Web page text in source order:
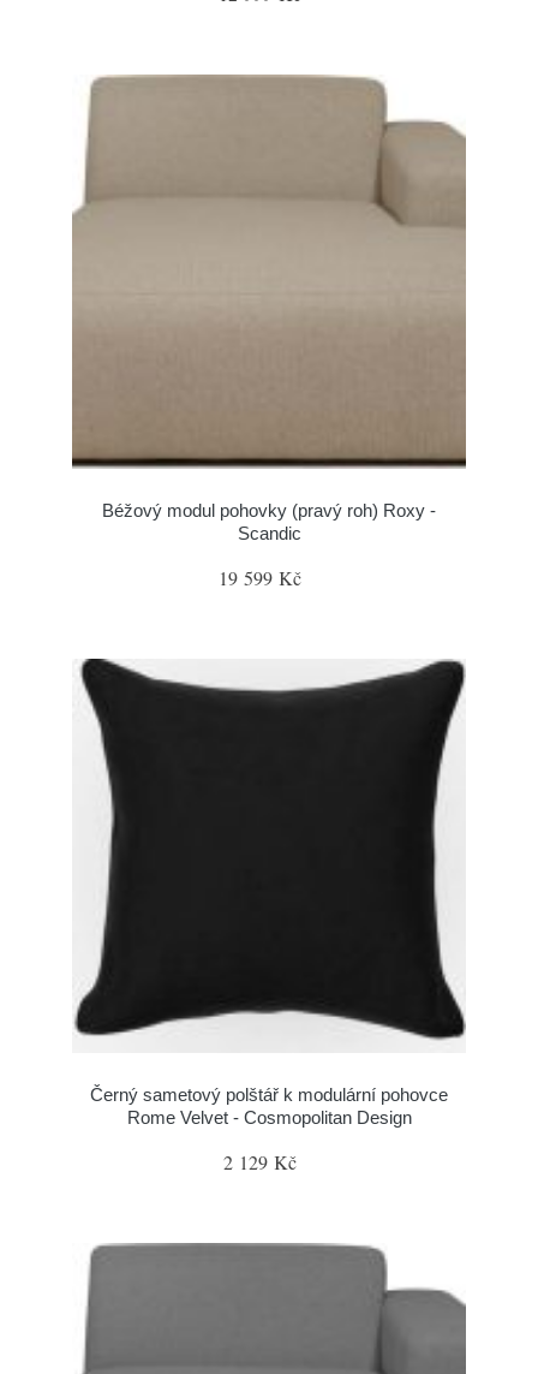
Béžový modul pohovky (pravý roh) Roxy -
Scandic
19 599 Kč
Černý sametový polštář k modulární pohovce
Rome Velvet - Cosmopolitan Design
2 129 Kč